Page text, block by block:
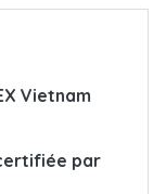
Vietnam
par